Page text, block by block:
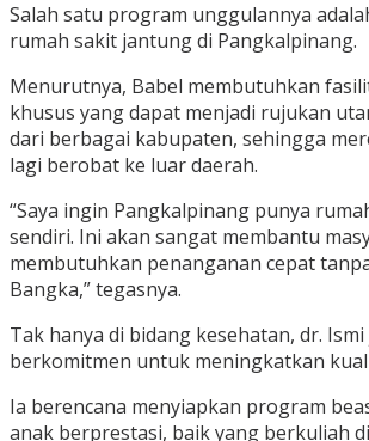
Salah satu program unggulannya
rumah sakit jantung di Pangkalpinang.
Menurutnya, Babel membutuhkan
khusus yang dapat menjadi rujukan
dari berbagai kabupaten, sehingga
lagi berobat ke luar daerah.
“Saya ingin Pangkalpinang punya
sendiri. Ini akan sangat membantu
membutuhkan penanganan cepat
Bangka,” tegasnya.
Tak hanya di bidang kesehatan, dr.
berkomitmen untuk meningkatkan
Ia berencana menyiapkan program
anak berprestasi, baik yang berkuliah